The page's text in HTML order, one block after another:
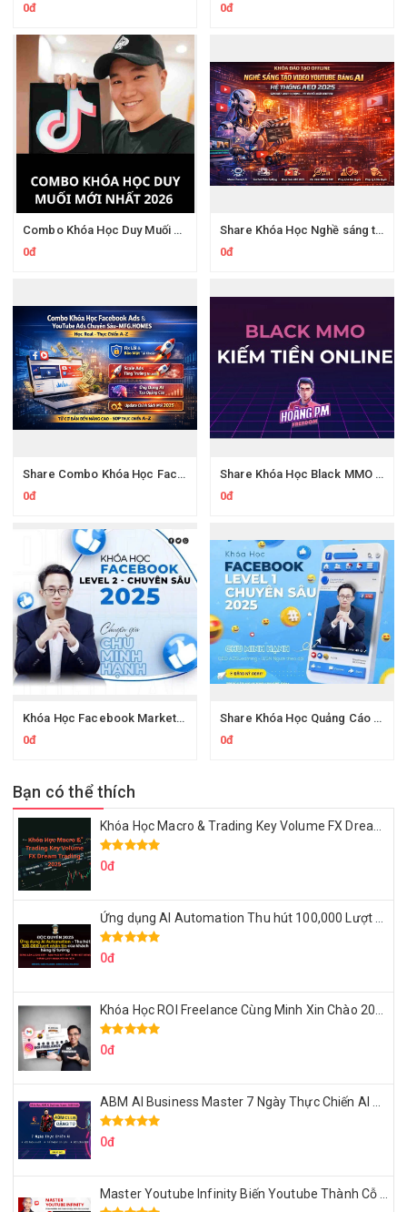
0đ
0đ
Combo Khóa Học Duy Muối 2026
0đ
Share Khóa Học Nghề sáng tạo video YouTube bằng AI Của Hải Nghiêm
0đ
Share Combo Khóa Học Facebook Ads & YouTube Ads Chuyên Sâu
0đ
Share Khóa Học Black MMO PRO Tự Động Hóa Quy Trình Cùng Hoàng PM
0đ
Khóa Học Facebook Marketing Facebook Level 2 Thực Chiến Chu Minh Hạnh
0đ
Share Khóa Học Quảng Cáo Facebook Thực Chiến Chu Minh Hạnh
0đ
Bạn có thể thích
0đ
0đ
0đ
0đ